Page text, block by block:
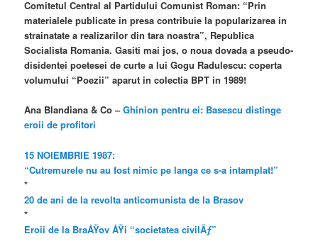
Comitetul Central al Partidului Comunist Roman: “Prin
materialele publicate in presa contribuie la popularizarea in
strainatate a realizarilor din tara noastra”, Republica
Socialista Romania. Gasiti mai jos, o noua dovada a pseudo-
disidentei poetesei de curte a lui Gogu Radulescu: coperta
volumului “Poezii” aparut in colectia BPT in 1989!
Ana Blandiana & Co –Ghinion pentru ei: Basescu distinge
eroii de profitori
15 NOIEMBRIE 1987:
“Cutremurele nu au fost nimic pe langa ce s-a intamplat!”
*
20 de ani de la revolta anticomunista de la Brasov
*
Eroii de la BraÅŸov ÅŸi “societatea civilÄƒ”